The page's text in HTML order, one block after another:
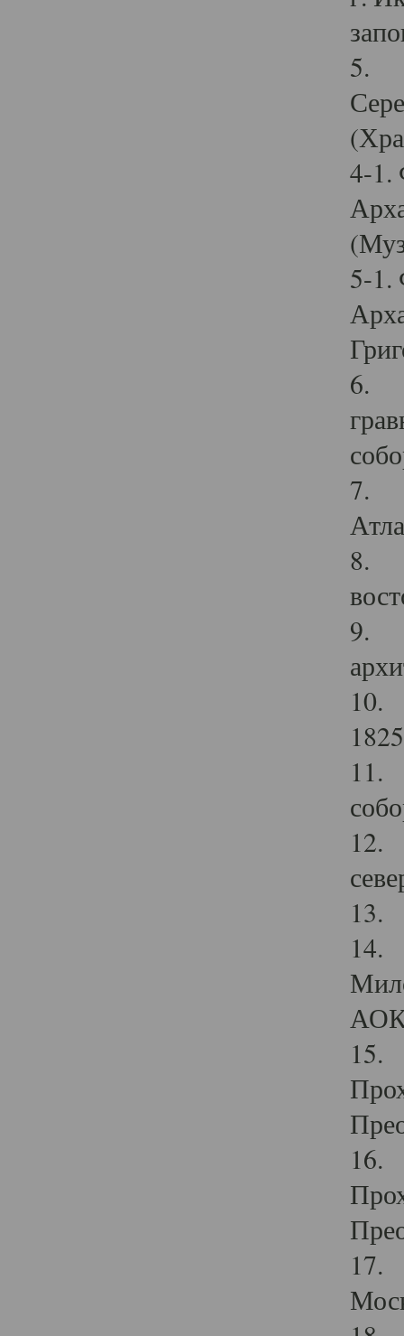
5.
4-1.
5-1.
6.
7.
8.
9.
10.
11.
12.
13.
14.
15.
16.
17.